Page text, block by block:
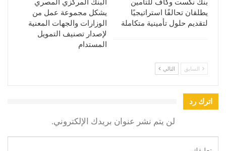
بنك نكست وكاف للتأمين
يطلقان تحالفًا استراتيجيًا
لتقديم حلول تأمينية متكاملة
البنك المركزي المصري
يشكل مجموعة عمل من
الوزارات والجهات المعنية
لإصدار تصنيف التمويل
المستدام
السابق التالي
اترك رد
لن يتم نشر عنوان بريدك الإلكتروني.